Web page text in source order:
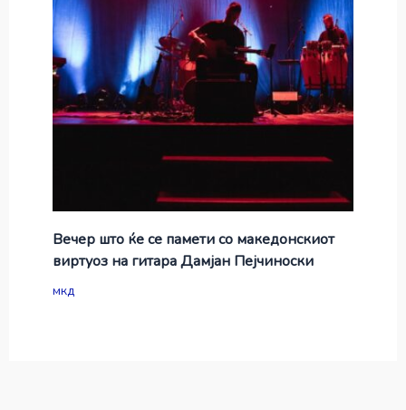
Вечер што ќе се памети со македонскиот
виртуоз на гитара Дамјан Пејчиноски
мкд